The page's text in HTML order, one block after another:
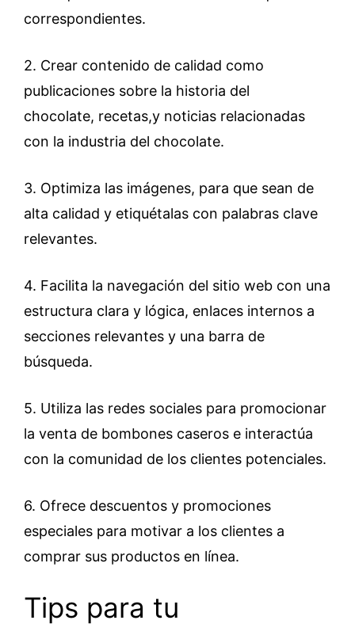
correspondientes.
2. Crear contenido de calidad como
publicaciones sobre la historia del
chocolate, recetas,y noticias relacionadas
con la industria del chocolate.
3. Optimiza las imágenes, para que sean de
alta calidad y etiquétalas con palabras clave
relevantes.
4. Facilita la navegación del sitio web con una
estructura clara y lógica, enlaces internos a
secciones relevantes y una barra de
búsqueda.
5. Utiliza las redes sociales para promocionar
la venta de bombones caseros e interactúa
con la comunidad de los clientes potenciales.
6. Ofrece descuentos y promociones
especiales para motivar a los clientes a
comprar sus productos en línea.
Tips para tu